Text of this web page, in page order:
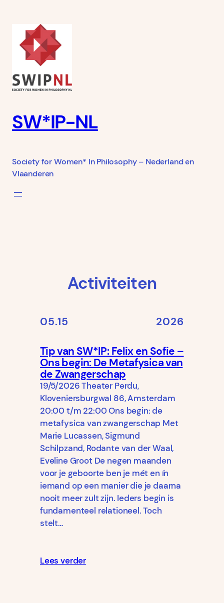
inhoud
SW*IP-NL
Society for Women* In Philosophy – Nederland en
Vlaanderen
Activiteiten
05.15 2026
Tip van SW*IP: Felix en Sofie –
Ons begin: De Metafysica van
de Zwangerschap
19/5/2026 Theater Perdu,
Kloveniersburgwal 86, Amsterdam
20:00 t/m 22:00 Ons begin: de
metafysica van zwangerschap Met
Marie Lucassen, Sigmund
Schilpzand, Rodante van der Waal,
Eveline Groot De negen maanden
voor je geboorte ben je mét en ín
iemand op een manier die je daarna
nooit meer zult zijn. Ieders begin is
fundamenteel relationeel. Toch
stelt…
Lees verder